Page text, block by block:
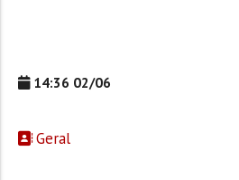
14:36 02/06
Geral